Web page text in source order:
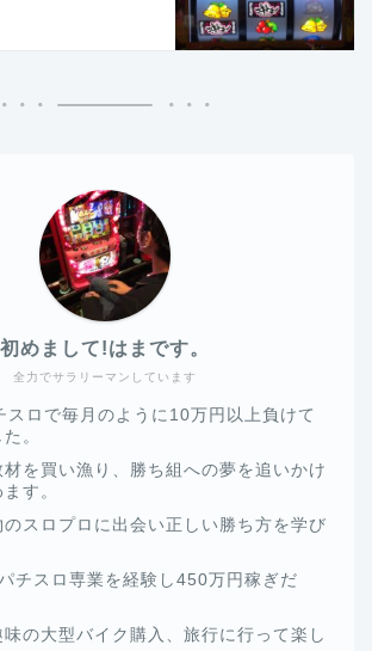
全力でサラリーマンしています
初めまして!はまです。
スロで毎月のように10万円以上負けて
。
を買い漁り、勝ち組への夢を追いかけ
す。
スロプロに出会い正しい勝ち方を学び
チスロ専業を経験し450万円稼ぎだ
の大型バイク購入、旅行に行って楽し